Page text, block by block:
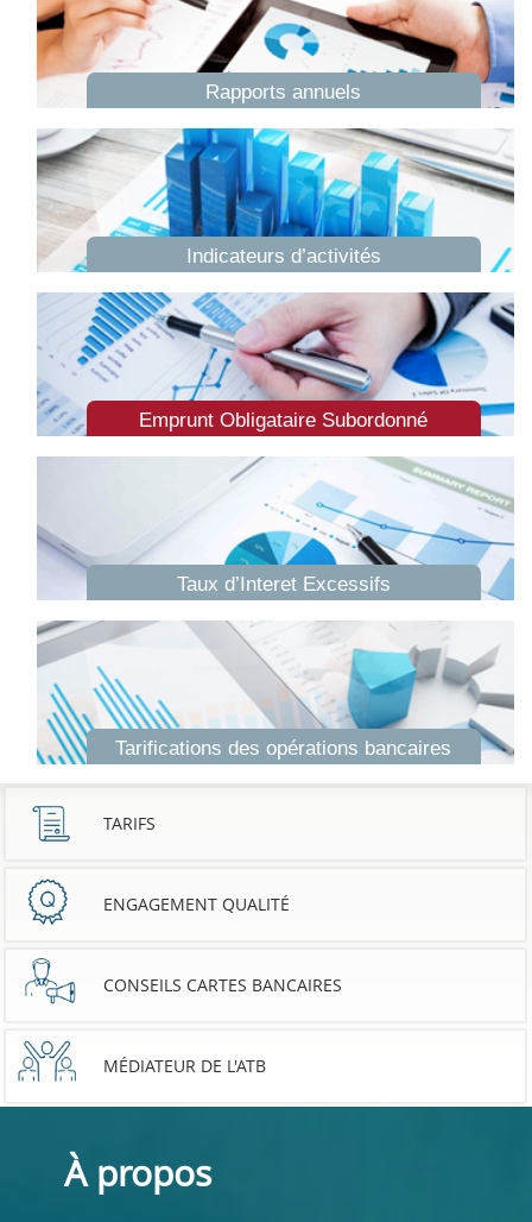
Rapports annuels
Indicateurs d’activités
Emprunt Obligataire Subordonné
Taux d’Interet Excessifs
Tarifications des opérations bancaires
TARIFS
ENGAGEMENT QUALITÉ
CONSEILS CARTES BANCAIRES
MÉDIATEUR DE L'ATB
À propos